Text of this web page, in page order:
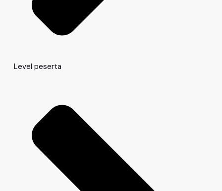
Level peserta